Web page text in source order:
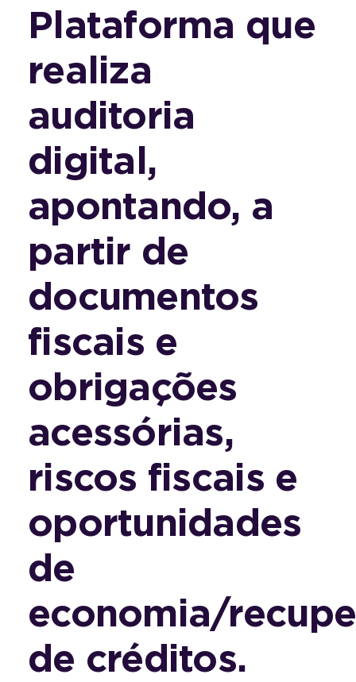
Plataforma que
realiza
auditoria
digital,
apontando, a
partir de
documentos
fiscais e
obrigações
acessórias,
riscos fiscais e
oportunidades
de
economia/
de créditos.